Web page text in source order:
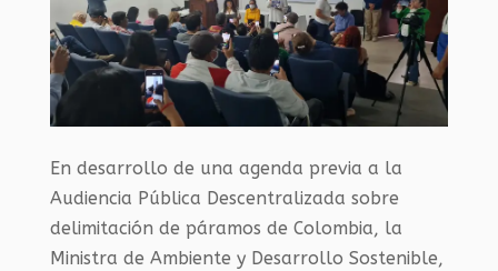
En desarrollo de una agenda previa a la
Audiencia Pública Descentralizada sobre
delimitación de páramos de Colombia, la
Ministra de Ambiente y Desarrollo Sostenible,